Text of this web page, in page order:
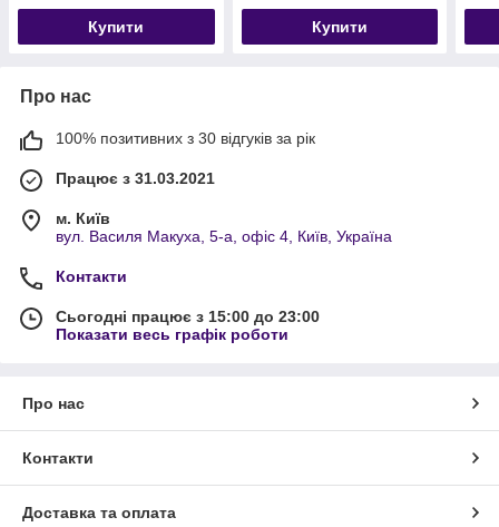
Купити Купити
Про нас
100% позитивних з 30 відгуків за рік
Працює з 31.03.2021
м. Київ
вул. Василя Макуха, 5-а, офіс 4, Київ, Україна
Контакти
Сьогодні працює з 15:00 до 23:00
Показати весь графік роботи
Про нас
Контакти
Доставка та оплата